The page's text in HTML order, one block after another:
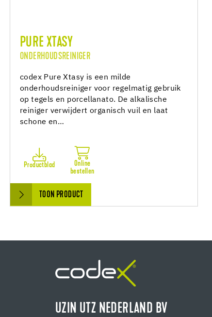
PURE XTASY
ONDERHOUDSREINIGER
codex Pure Xtasy is een milde
onderhoudsreiniger voor regelmatig gebruik
op tegels en porcellanato. De alkalische
reiniger verwijdert organisch vuil en laat
schone en…
Productblad
Online
bestellen
TOON PRODUCT
UZIN UTZ NEDERLAND BV